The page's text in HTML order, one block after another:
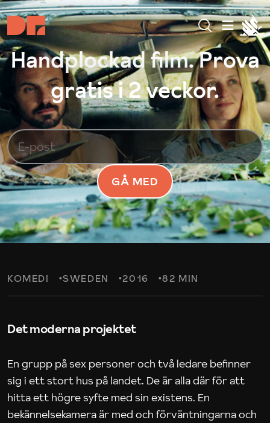
Handplockad film. Prova
gratis i 2 veckor.
GÅ MED
KOMEDI SWEDEN 2016 82 MIN
Det moderna projektet
En grupp på sex personer och två ledare befinner
sig i ett stort hus på landet. De är alla där för att
hitta ett högre syfte med sin existens. En
bekännelsekamera är med och förväntningarna och